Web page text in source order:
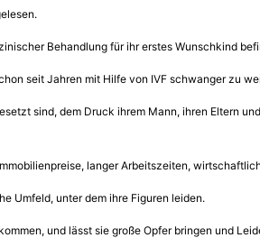
Behandlung für ihr erstes Wunschkind
seit Jahren mit Hilfe von IVF schwanger zu
sind, dem Druck ihrem Mann, ihren Eltern
langer Arbeitszeiten,
Umfeld, unter dem ihre Figuren leiden.
und lässt sie große Opfer bringen und